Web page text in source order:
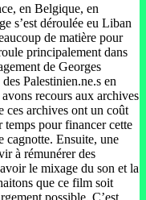
en Belgique, en
s’est déroulée eu Liban
de matière pour
principalement dans
de Georges
Palestinien.ne.s en
recours aux archives
ces archives ont un coût
temps pour financer cette
cagnotte. Ensuite, une
à rémunérer des
le mixage du son et la
que ce film soit
possible. C’est